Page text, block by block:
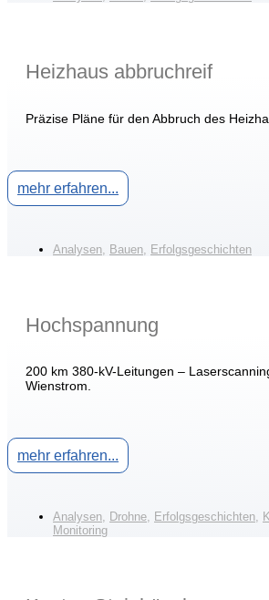
Heizhaus abbruchreif
Präzise Pläne für den Abbruch des
mehr erfahren...
Analysen Bauen Erfolgsgeschichten
Hochspannung
200 km 380-kV-Leitungen –
Wienstrom.
mehr erfahren...
Analysen, Drohne, Erfolgsgeschichten,
Monitoring